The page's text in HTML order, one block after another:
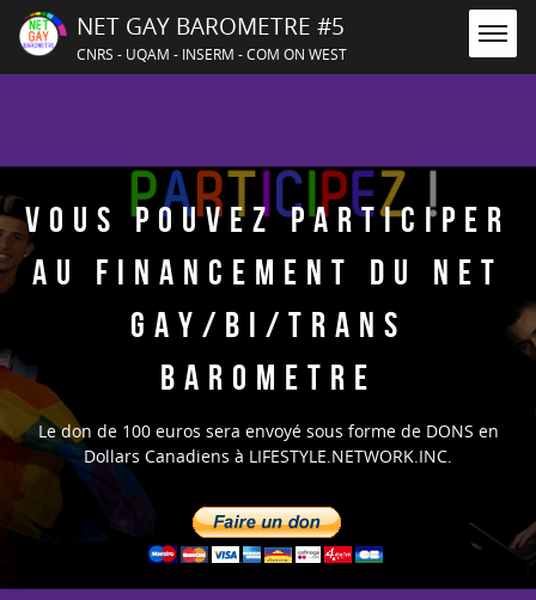
NET GAY BAROMETRE #5
CNRS - UQAM - INSERM - COM ON WEST
VOUS POUVEZ PARTICIPER
AU FINANCEMENT DU NET
GAY/BI/TRANS
BAROMETRE
Le don de 100 euros sera envoyé sous forme de DONS en
Dollars Canadiens à LIFESTYLE.NETWORK.INC.